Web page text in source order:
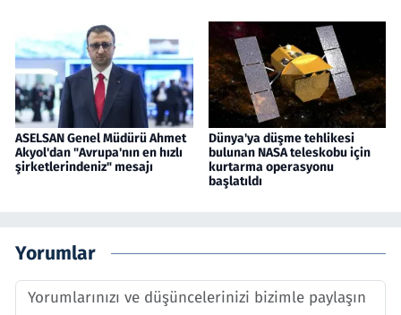
ASELSAN Genel Müdürü Ahmet
Akyol'dan "Avrupa'nın en hızlı
şirketlerindeniz" mesajı
Dünya'ya düşme tehlikesi
bulunan NASA teleskobu için
kurtarma operasyonu
başlatıldı
Yorumlar